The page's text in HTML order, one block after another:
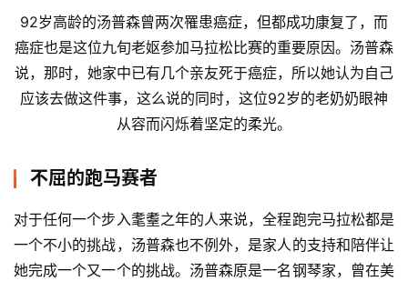
92岁高龄的汤普森曾两次罹患癌症，但都成功康复了，而
癌症也是这位九旬老妪参加马拉松比赛的重要原因。汤普森
说，那时，她家中已有几个亲友死于癌症，所以她认为自己
应该去做这件事，这么说的同时，这位92岁的老奶奶眼神
从容而闪烁着坚定的柔光。
不屈的跑马赛者
对于任何一个步入耄耋之年的人来说，全程跑完马拉松都是
一个不小的挑战，汤普森也不例外，是家人的支持和陪伴让
她完成一个又一个的挑战。汤普森原是一名钢琴家，曾在美